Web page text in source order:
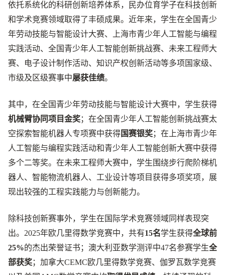
依托系统化的科研创新培养体系，民办位育学子在科技创新
和学术竞赛领域取得了丰硕成果。近年来，学生在全国青少
年劳动技能与智能设计大赛、上海市青少年人工智能与编程
实践活动、全国青少年人工智能创新挑战赛、未来工程师大
赛、电子设计制作活动、知识产权创新活动等多项国家级、
市级及区级赛事中屡获佳绩。
其中，在全国青少年劳动技能与智能设计大赛中，学生获得
机械臂协同项目金奖；在全国青少年人工智能创新挑战赛太
空探索智能机器人专项赛中获得国赛银奖；在上海市青少年
人工智能与编程实践活动和青少年人工智能创新大赛中获得
多个二等奖。在未来工程师大赛中，学生围绕步行爬阶梯机
器人、智能物流机器人、工业设计等项目获得多项奖项，展
现出较强的工程实践能力与创新能力。
除科技创新赛事外，学生在国际学术竞赛领域同样表现突
出。2025年欧几里得数学竞赛中，共有15名学生获得全球前
25%的杰出荣誉证书；澳大利亚数学测评中47名参赛学生全
部获奖；加拿大CEMC欧几里得数学竞赛、伽罗瓦数学竞赛